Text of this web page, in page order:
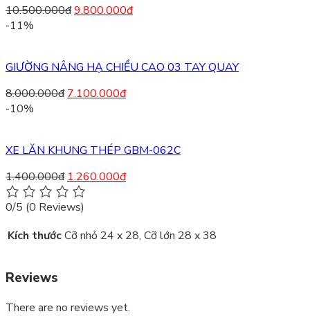
10.500.000đ9.800.000đ
-11%
GIƯỜNG NÂNG HẠ CHIỀU CAO 03 TAY QUAY
8.000.000đ 7.100.000đ
-10%
XE LĂN KHUNG THÉP GBM-062C
1.400.000đ 1.260.000đ
0/5 (0 Reviews)
Kích thướcCỡ nhỏ 24 x 28, Cỡ lớn 28 x 38
Reviews
There are no reviews yet.